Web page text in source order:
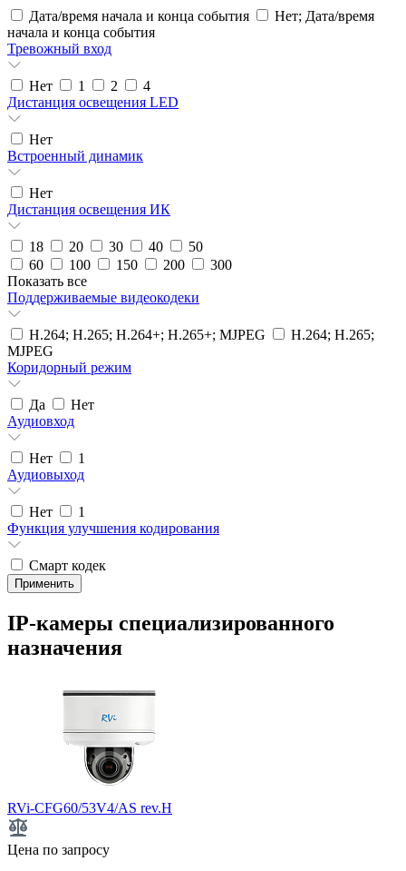
Дата/время начала и конца события
Нет; Дата/время
начала и конца события
Тревожный вход
Нет 1 2
4
Дистанция освещения LED
Нет
Встроенный динамик
Нет
Дистанция освещения ИК
18 20 30 40
50
60
100 150 200
300
Показать все
Поддерживаемые видеокодеки
H.264; H.265; H.264+; H.265+; MJPEG
H.264; H.265;
MJPEG
Коридорный режим
Да
Нет
Аудиовход
Нет
1
Аудиовыход
Нет
1
Функция улучшения кодирования
Смарт кодек
IP-камеры специализированного
назначения
RVi-CFG60/53V4/AS rev.H
Цена по запросу